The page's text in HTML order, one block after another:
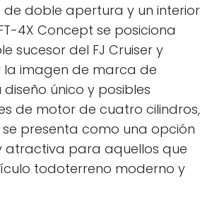
doble apertura y un interior
4X Concept se posiciona
sucesor del FJ Cruiser y
la imagen de marca de
diseño único y posibles
de motor de cuatro cilindros,
presenta como una opción
atractiva para aquellos que
todoterreno moderno y